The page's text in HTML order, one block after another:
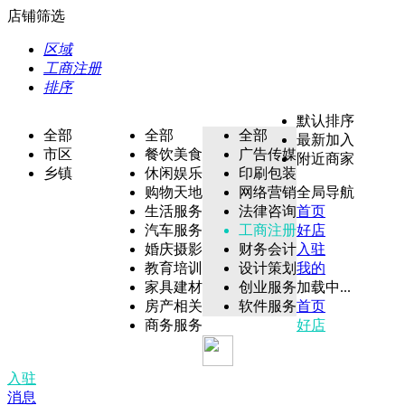
店铺筛选
区域
工商注册
排序
全部
市区
乡镇
全部
餐饮美食
休闲娱乐
购物天地
生活服务
汽车服务
婚庆摄影
教育培训
家具建材
房产相关
商务服务
全部
广告传媒
印刷包装
网络营销
法律咨询
工商注册
财务会计
设计策划
创业服务
软件服务
默认排序
最新加入
附近商家
全局导航
首页
好店
入驻
我的
加载中...
首页
好店
入驻
消息